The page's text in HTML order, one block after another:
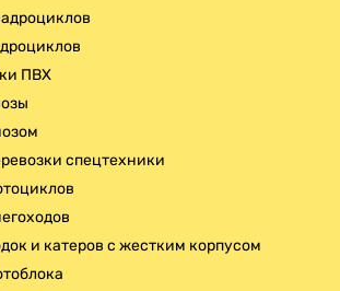
ПВХ
спецтехники
и катеров с жестким корпусом